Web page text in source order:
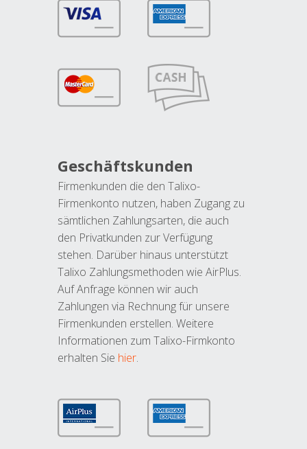
Geschäftskunden
Firmenkunden die den Talixo-
Firmenkonto nutzen, haben Zugang zu
sämtlichen Zahlungsarten, die auch
den Privatkunden zur Verfügung
stehen. Darüber hinaus unterstützt
Talixo Zahlungsmethoden wie AirPlus.
Auf Anfrage können wir auch
Zahlungen via Rechnung für unsere
Firmenkunden erstellen. Weitere
Informationen zum Talixo-Firmkonto
erhalten Sie hier.